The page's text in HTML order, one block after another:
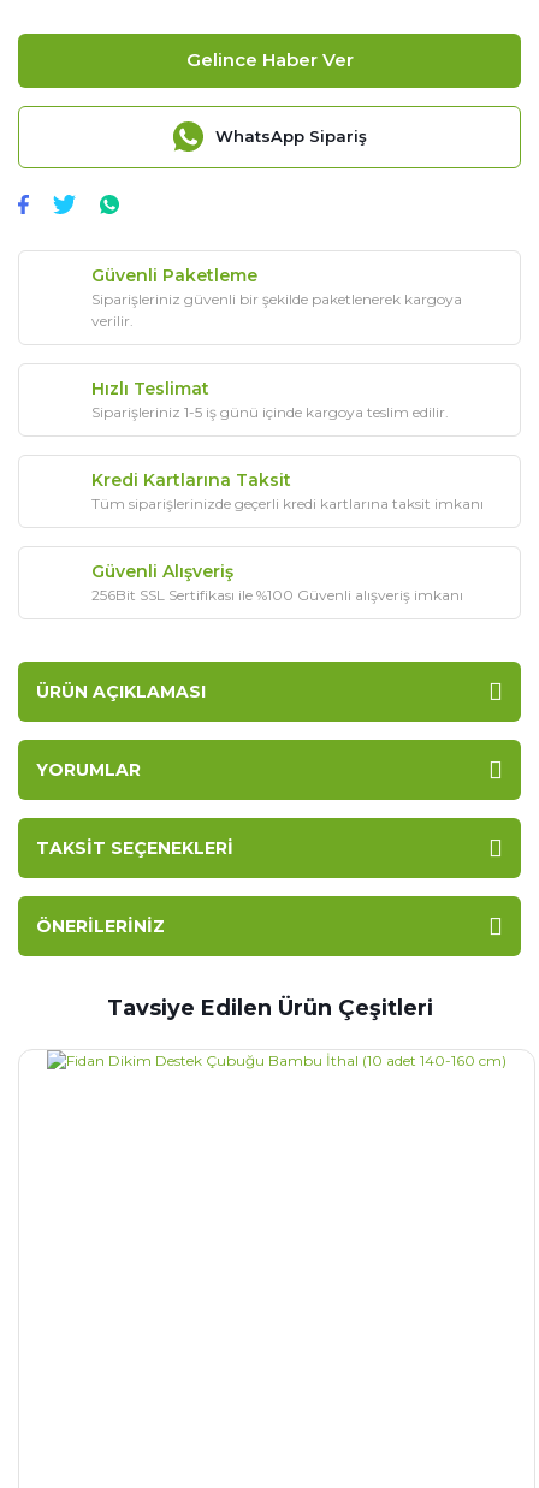
Gelince Haber Ver
WhatsApp Sipariş
Güvenli Paketleme
Siparişleriniz güvenli bir şekilde paketlenerek kargoya
verilir.
Hızlı Teslimat
Siparişleriniz 1-5 iş günü içinde kargoya teslim edilir.
Kredi Kartlarına Taksit
Tüm siparişlerinizde geçerli kredi kartlarına taksit imkanı
Güvenli Alışveriş
256Bit SSL Sertifikası ile %100 Güvenli alışveriş imkanı
ÜRÜN AÇIKLAMASI
YORUMLAR
TAKSIT SEÇENEKLERI
ÖNERILERINIZ
Tavsiye Edilen Ürün Çeşitleri